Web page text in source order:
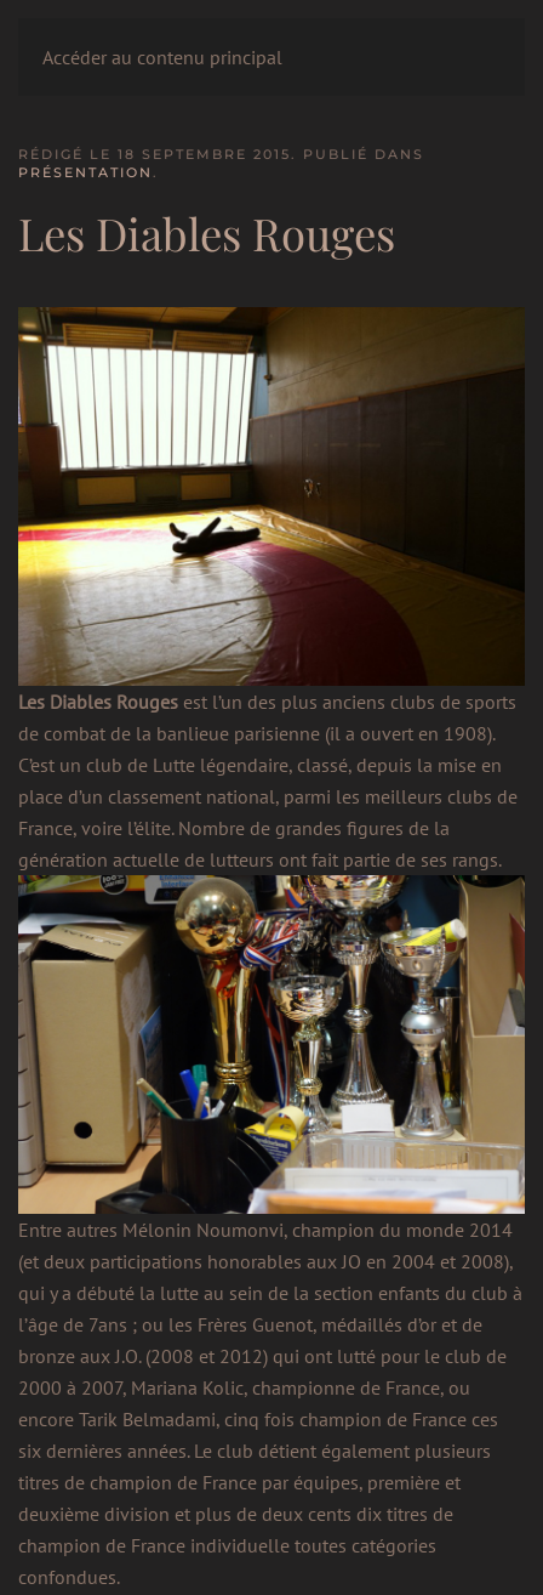
Accéder au contenu principal
LE CERCLE
RÉDIGÉ LE 18 SEPTEMBRE 2015. PUBLIÉ DANS
PRÉSENTATION .
Les Diables Rouges
Les Diables Rouges est l’un des plus anciens clubs de sports
de combat de la banlieue parisienne (il a ouvert en 1908).
C’est un club de Lutte légendaire, classé, depuis la mise en
place d’un classement national, parmi les meilleurs clubs de
France, voire l’élite. Nombre de grandes figures de la
génération actuelle de lutteurs ont fait partie de ses rangs.
Entre autres Mélonin Noumonvi, champion du monde 2014
(et deux participations honorables aux JO en 2004 et 2008),
qui y a débuté la lutte au sein de la section enfants du club à
l’âge de 7ans ; ou les Frères Guenot, médaillés d’or et de
bronze aux J.O. (2008 et 2012) qui ont lutté pour le club de
2000 à 2007, Mariana Kolic, championne de France, ou
encore Tarik Belmadami, cinq fois champion de France ces
six dernières années. Le club détient également plusieurs
titres de champion de France par équipes, première et
deuxième division et plus de deux cents dix titres de
champion de France individuelle toutes catégories
confondues.